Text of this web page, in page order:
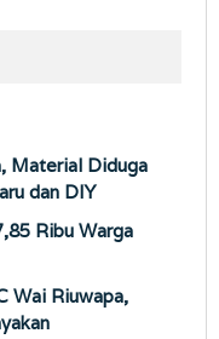
Material Diduga
dan DIY
Ribu Warga
Wai Riuwapa,